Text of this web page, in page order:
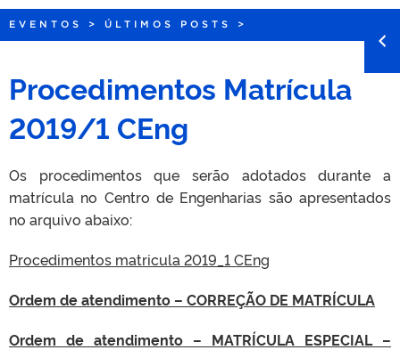
EVENTOS > ÚLTIMOS POSTS >
Procedimentos Matrícula
2019/1 CEng
Os procedimentos que serão adotados durante a
matrícula no Centro de Engenharias são apresentados
no arquivo abaixo:
Procedimentos matricula 2019_1 CEng
Ordem de atendimento – CORREÇÃO DE MATRÍCULA
Ordem de atendimento – MATRÍCULA ESPECIAL –